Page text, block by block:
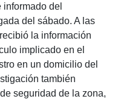
del
del sábado. A las
la información
implicado en el
en un domicilio del
también
seguridad de la zona,